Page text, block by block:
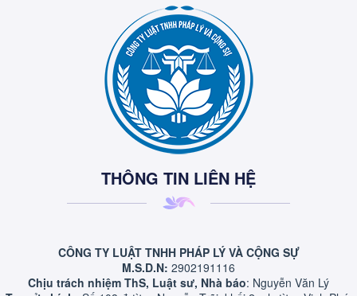
THÔNG TIN LIÊN HỆ
CÔNG TY LUẬT TNHH PHÁP LÝ VÀ CỘNG SỰ
M.S.D.N: 2902191116
Chịu trách nhiệm ThS, Luật sư, Nhà báo: Nguyễn Văn Lý